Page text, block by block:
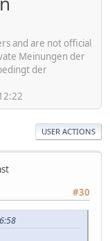
and are not official
Meinungen der
der
USER ACTIONS
#30